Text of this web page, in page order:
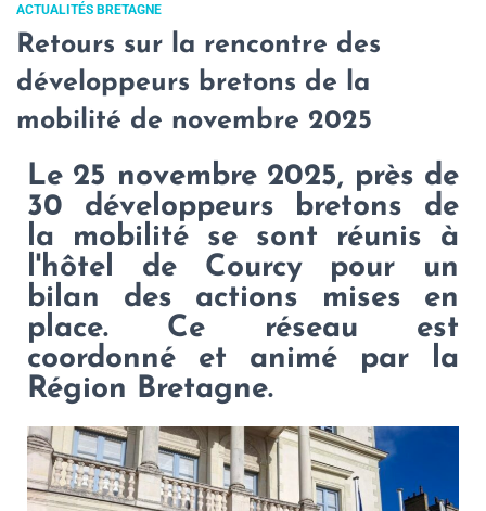
ACTUALITÉS BRETAGNE
Retours sur la rencontre des
développeurs bretons de la
mobilité de novembre 2025
Le 25 novembre 2025, près de
30 développeurs bretons de
la mobilité se sont réunis à
l'hôtel de Courcy pour un
bilan des actions mises en
place. Ce réseau est
coordonné et animé par la
Région Bretagne.